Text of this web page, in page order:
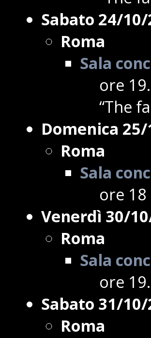
Sabato 24/
Roma
Sala
ore
“The
Domenica
Roma
Sala
ore
Venerdì 30/
Roma
Sala
ore
Sabato 31/
Roma